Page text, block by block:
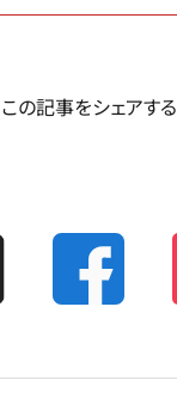
この記事をシェアする